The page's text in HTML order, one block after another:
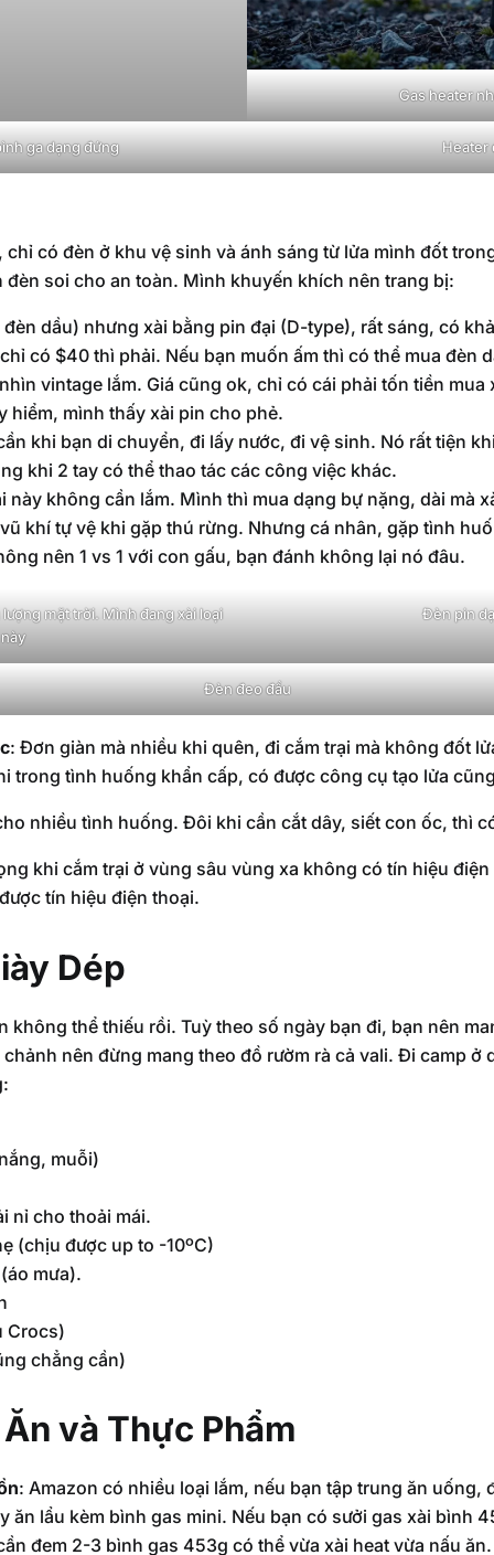
Gas heater
ga dạng đứng Heater
có đèn ở khu vệ sinh và ánh sáng từ lửa mình đốt
soi cho an toàn. Mình khuyến khích nên trang bị:
dầu) nhưng xài bằng pin đại (D-type), rất sáng, có
có $40 thì phải. Nếu bạn muốn ấm thì có thể mua đèn
vintage lắm. Giá cũng ok, chỉ có cái phải tốn tiền
hiểm, mình thấy xài pin cho phẻ.
khi bạn di chuyển, đi lấy nước, đi vệ sinh. Nó rất tiện
khi 2 tay có thể thao tác các công việc khác.
không cần lắm. Mình thì mua dạng bự nặng, dài mà
khí tự vệ khi gặp thú rừng. Nhưng cá nhân, gặp tình
nên 1 vs 1 với con gấu, bạn đánh không lại nó đâu.
mặt trời. Mình đang xài loại
này
Đèn pin
Đèn đeo đầu
: Đơn giàn mà nhiều khi quên, đi cắm trại mà không đốt
trong tình huống khẩn cấp, có được công cụ tạo lửa
nhiều tình huống. Đôi khi cần cắt dây, siết con ốc, thì
khi cắm trại ở vùng sâu vùng xa không có tín hiệu
tín hiệu điện thoại.
Dép
không thể thiếu rồi. Tuỳ theo số ngày bạn đi, bạn nên
nên đừng mang theo đồ rườm rà cả vali. Đi camp ở
muỗi)
nỉ cho thoải mái.
(chịu được up to -10ºC)
mưa).
Crocs)
chẳng cần)
và Thực Phẩm
: Amazon có nhiều loại lắm, nếu bạn tập trung ăn uống,
ăn lẩu kèm bình gas mini. Nếu bạn có sưởi gas xài bình
đem 2-3 bình gas 453g có thể vừa xài heat vừa nấu